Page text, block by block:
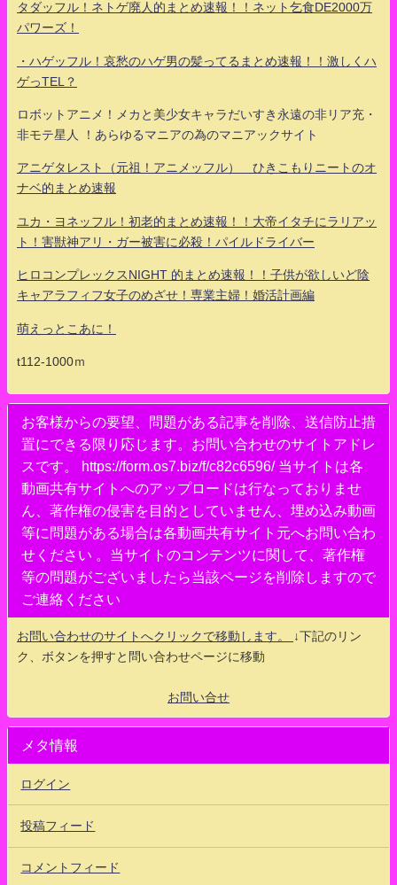
タダッフル！ネトゲ廃人的まとめ速報！！ネット乞食DE2000万
パワーズ！
・ハゲッフル！哀愁のハゲ男の髪ってるまとめ速報！！激しくハ
ゲっTEL？
ロボットアニメ！メカと美少女キャラだいすき永遠の非リア充・
非モテ星人 ！あらゆるマニアの為のマニアックサイト
アニゲタレスト（元祖！アニメッフル） ひきこもりニートのオ
ナベ的まとめ速報
ユカ・ヨネッフル！初老的まとめ速報！！大帝イタチにラリアッ
ト！害獣神アリ・ガー被害に必殺！パイルドライバー
ヒロコンプレックスNIGHT 的まとめ速報！！子供が欲しいど陰
キャアラフィフ女子のめざせ！専業主婦！婚活計画編
萌えっとこあに！
t112-1000ｍ
お客様からの要望、問題がある記事を削除、送信防止措
置にできる限り応じます。お問い合わせのサイトアドレ
スです。 https://form.os7.biz/f/c82c6596/ 当サイトは各
動画共有サイトへのアップロードは行なっておりませ
ん、著作権の侵害を目的としていません、埋め込み動画
等に問題がある場合は各動画共有サイト元へお問い合わ
せください 。当サイトのコンテンツに関して、著作権
等の問題がございましたら当該ページを削除しますので
ご連絡ください
お問い合わせのサイトへクリックで移動します。
↓下記のリン
ク、ボタンを押すと問い合わせページに移動
お問い合せ
メタ情報
ログイン
投稿フィード
コメントフィード